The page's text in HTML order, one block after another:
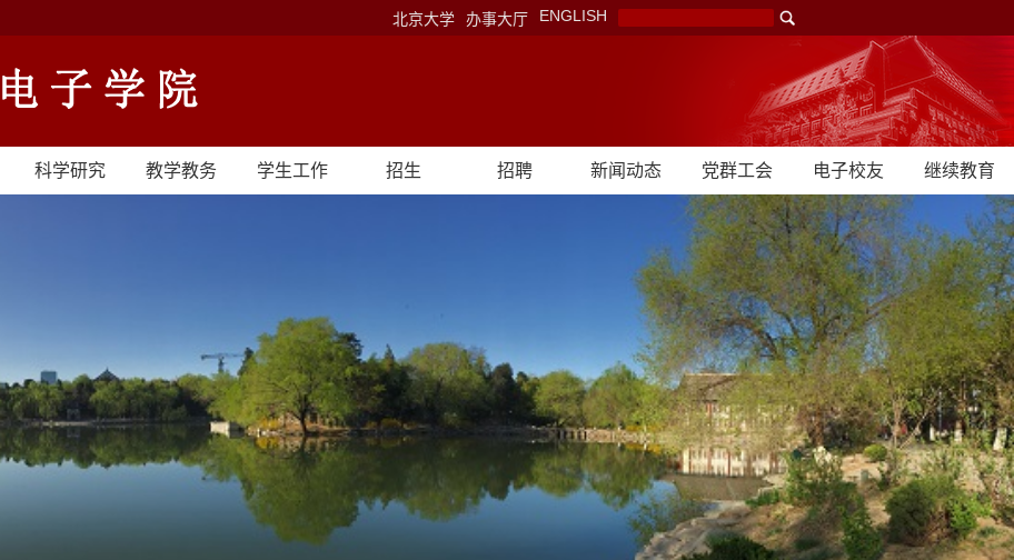
北京大学 办事大厅 ENGLISH
科学研究 教学教务 学生工作 招生 招聘 新闻动态 党群工会 电子校友 继续教育